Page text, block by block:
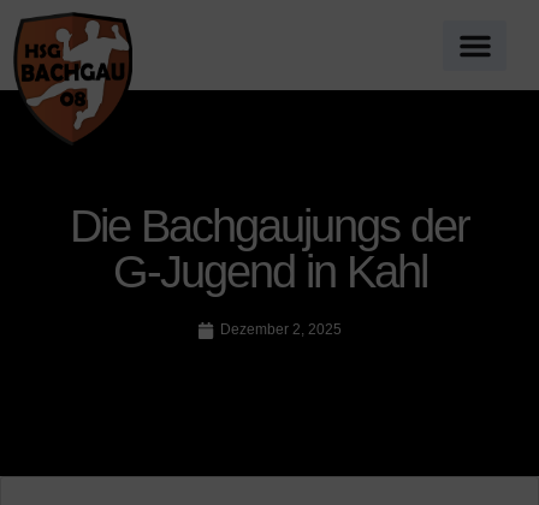
Die Bachgaujungs der
G-Jugend in Kahl
Dezember 2, 2025